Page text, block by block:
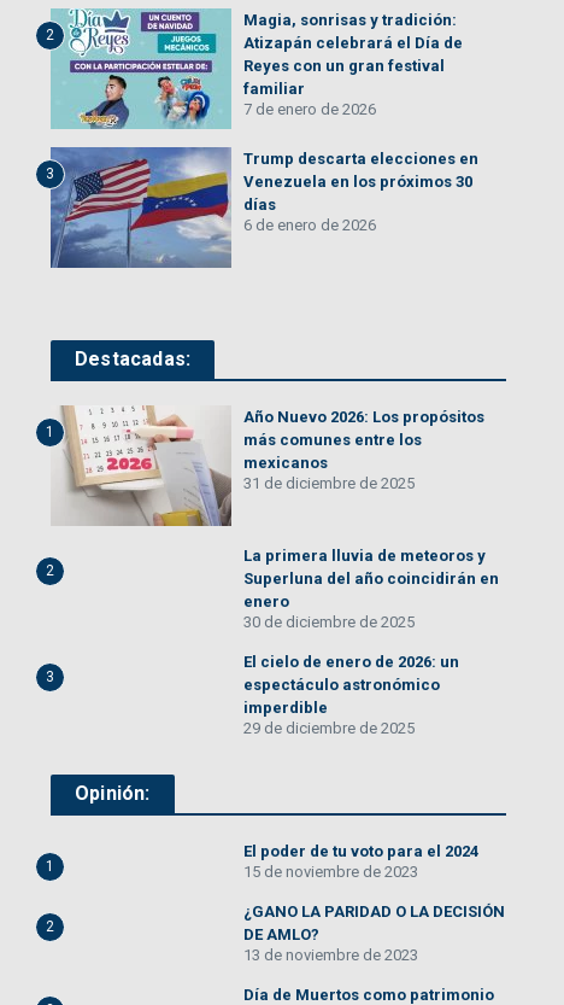
2
Magia, sonrisas y tradición:
Atizapán celebrará el Día de
Reyes con un gran festival
familiar
7 de enero de 2026
3
Trump descarta elecciones en
Venezuela en los próximos 30
días
6 de enero de 2026
Destacadas:
1
Año Nuevo 2026: Los propósitos
más comunes entre los
mexicanos
31 de diciembre de 2025
2
La primera lluvia de meteoros y
Superluna del año coincidirán en
enero
30 de diciembre de 2025
3
El cielo de enero de 2026: un
espectáculo astronómico
imperdible
29 de diciembre de 2025
Opinión:
1
El poder de tu voto para el 2024
15 de noviembre de 2023
2
¿GANO LA PARIDAD O LA DECISIÓN
DE AMLO?
13 de noviembre de 2023
Día de Muertos como patrimonio